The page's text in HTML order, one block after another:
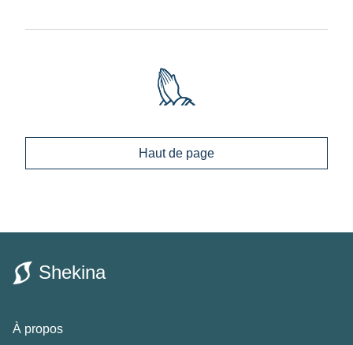
Haut de page
Shekina
À propos